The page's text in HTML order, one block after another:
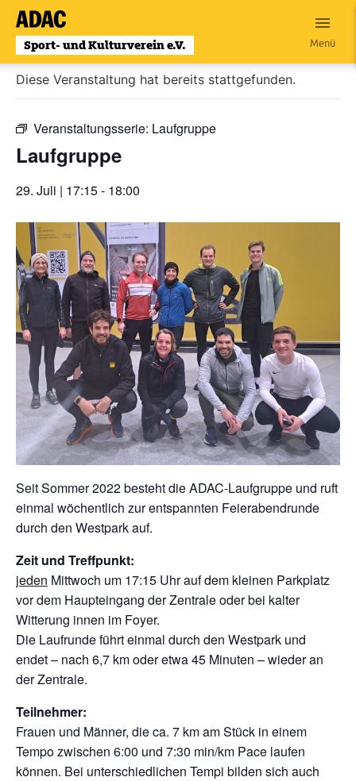
Zum
Inhalt
wechseln
Menü
« Alle Veranstaltungen
Diese Veranstaltung hat bereits stattgefunden.
Veranstaltungsserie: Laufgruppe
Laufgruppe
29. Juli | 17:15- 18:00
Seit Sommer 2022 besteht die ADAC-Laufgruppe und ruft
einmal wöchentlich zur entspannten Feierabendrunde
durch den Westpark auf.
Zeit und Treffpunkt:
jeden Mittwoch um 17:15 Uhr auf dem kleinen Parkplatz
vor dem Haupteingang der Zentrale oder bei kalter
Witterung innen im Foyer.
Die Laufrunde führt einmal durch den Westpark und
endet – nach 6,7 km oder etwa 45 Minuten – wieder an
der Zentrale.
Teilnehmer:
Frauen und Männer, die ca. 7 km am Stück in einem
Tempo zwischen 6:00 und 7:30 min/km Pace laufen
können. Bei unterschiedlichen Tempi bilden sich auch